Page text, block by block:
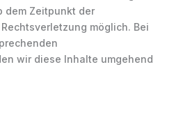
dem Zeitpunkt der
möglich. Bei
wir diese Inhalte umgehend